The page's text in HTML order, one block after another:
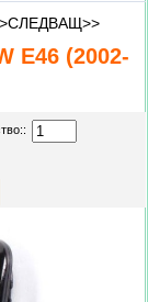
E46 (2002-